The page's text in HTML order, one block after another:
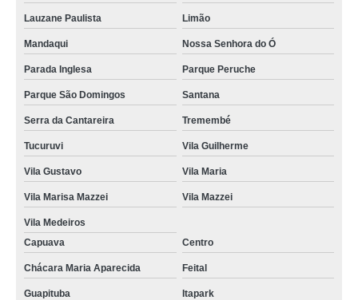
Lauzane Paulista Limão
Mandaqui Nossa Senhora do Ó
Parada Inglesa Parque Peruche
Parque São Domingos Santana
Serra da Cantareira Tremembé
Tucuruvi Vila Guilherme
Vila Gustavo Vila Maria
Vila Marisa Mazzei Vila Mazzei
Vila Medeiros
Capuava
Centro
Chácara Maria Aparecida Feital
Guapituba Itapark